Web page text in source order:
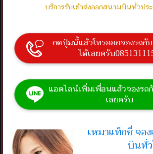
บริการรับเข้าส่งออกสนามบินทั่วปร
กดปุ่มนี้แล้วโทรออกจองรถกับ
ได้เลยครับ
แอดไลน์เพิ่มเพื่อนแล้วจองรถ
เลยครับ
เหมาแท็กซี่ จอ
บินทั่